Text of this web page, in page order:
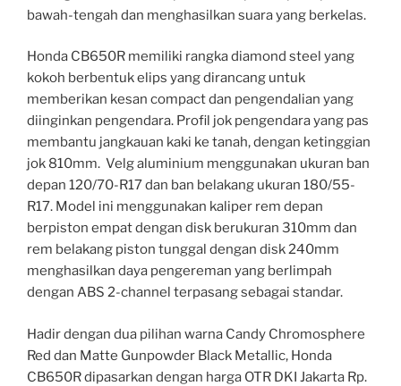
bawah-tengah dan menghasilkan suara yang berkelas.
Honda CB650R memiliki rangka diamond steel yang
kokoh berbentuk elips yang dirancang untuk
memberikan kesan compact dan pengendalian yang
diinginkan pengendara. Profil jok pengendara yang pas
membantu jangkauan kaki ke tanah, dengan ketinggian
jok 810mm. Velg aluminium menggunakan ukuran ban
depan 120/70-R17 dan ban belakang ukuran 180/55-
R17. Model ini menggunakan kaliper rem depan
berpiston empat dengan disk berukuran 310mm dan
rem belakang piston tunggal dengan disk 240mm
menghasilkan daya pengereman yang berlimpah
dengan ABS 2-channel terpasang sebagai standar.
Hadir dengan dua pilihan warna Candy Chromosphere
Red dan Matte Gunpowder Black Metallic, Honda
CB650R dipasarkan dengan harga OTR DKI Jakarta Rp.